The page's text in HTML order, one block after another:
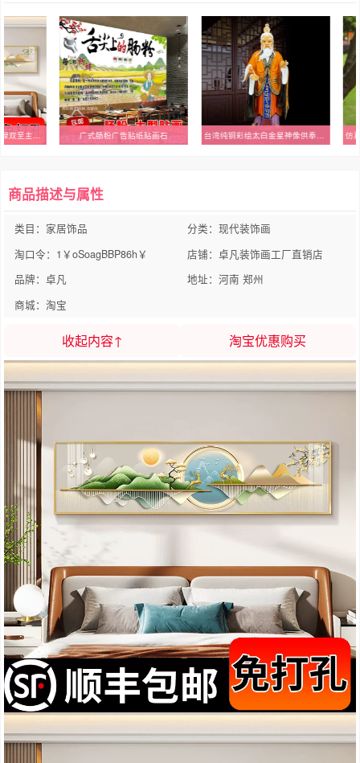
现代简约卧室装饰画福禄双至主卧房间墙壁挂画轻奢床头画客厅壁画 广式肠粉广告贴纸贴画石 台湾纯铜彩绘太白金星神像供奉家用李长庚铜像道家神像保平安摆件
商品描述与属性
类目：家居饰品
分类：现代装饰画
淘口令：1￥oSoagBBP86h￥
店铺：卓凡装饰画工厂直销店
品牌：卓凡
地址：河南 郑州
商城：淘宝
收起内容↑ 淘宝优惠购买